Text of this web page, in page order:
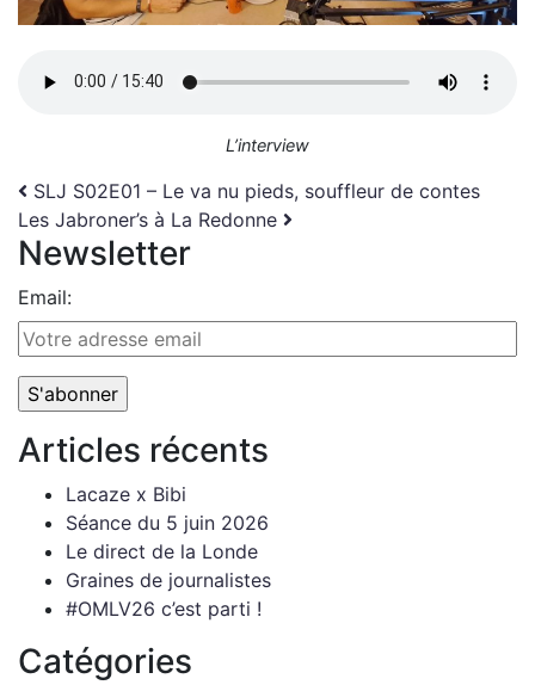
L’interview
Navigation
SLJ S02E01 – Le va nu pieds, souffleur de contes
Les Jabroner’s à La Redonne
Newsletter
Email:
Articles récents
Lacaze x Bibi
Séance du 5 juin 2026
Le direct de la Londe
Graines de journalistes
#OMLV26 c’est parti !
Catégories